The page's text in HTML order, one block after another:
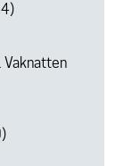
Vaknatten